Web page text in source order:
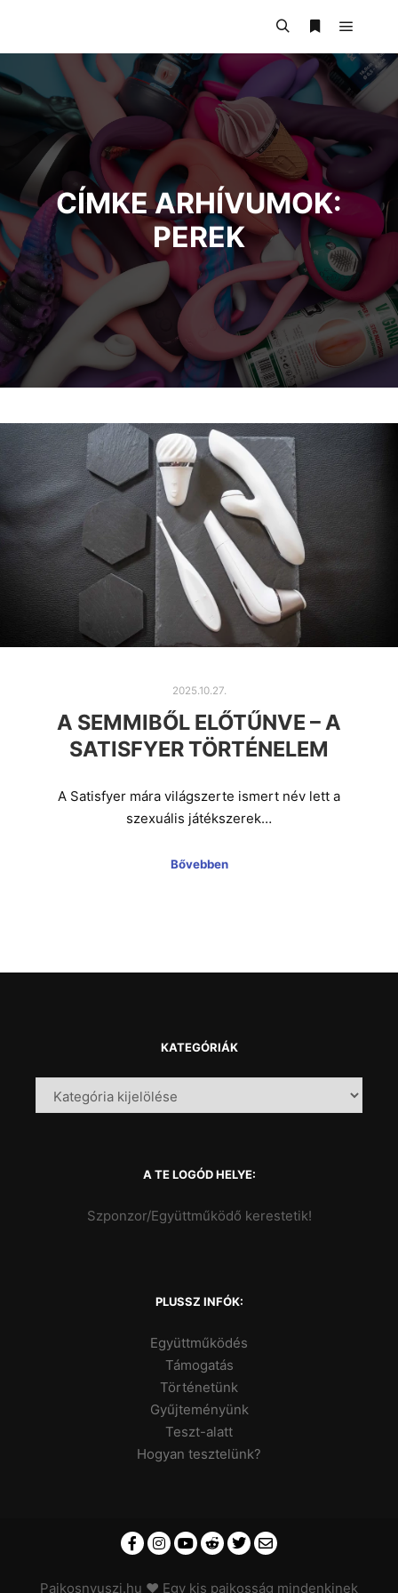
CÍMKE ARHÍVUMOK:
PEREK
2025.10.27.
A SEMMIBŐL ELŐTŰNVE – A
SATISFYER TÖRTÉNELEM
A Satisfyer mára világszerte ismert név lett a
szexuális játékszerek…
Bővebben
KATEGÓRIÁK
A TE LOGÓD HELYE:
Szponzor/Együttműködő kerestetik!
PLUSSZ INFÓK:
Együttműködés
Támogatás
Történetünk
Gyűjteményünk
Teszt-alatt
Hogyan tesztelünk?
Pajkosnyuszi.hu ♥ Egy kis pajkosság mindenkinek